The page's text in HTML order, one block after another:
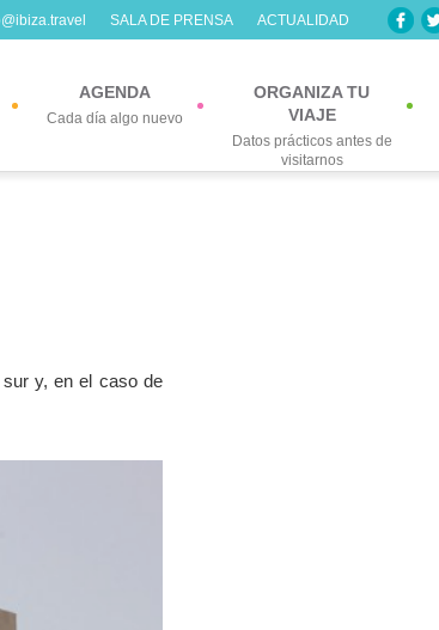
SALA DE PRENSA ACTUALIDAD
AGENDA
Cada día algo nuevo
ORGANIZA TU
VIAJE
Datos prácticos antes de
visitarnos
y, en el caso de